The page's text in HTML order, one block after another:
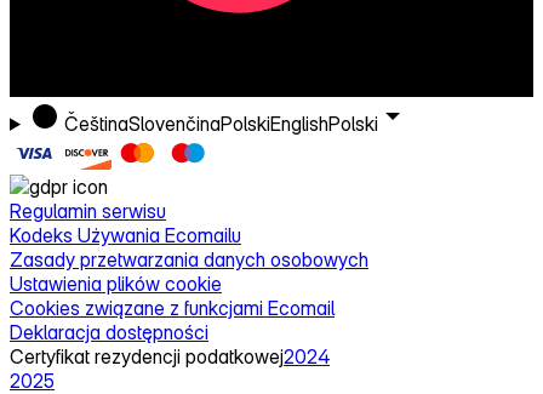
ČeštinaSlovenčinaPolskiEnglishPolski
Regulamin serwisu
Kodeks Używania Ecomailu
Zasady przetwarzania danych osobowych
Ustawienia plików cookie
Cookies związane z funkcjami Ecomail
Deklaracja dostępności
Certyfikat rezydencji podatkowej2024
2025